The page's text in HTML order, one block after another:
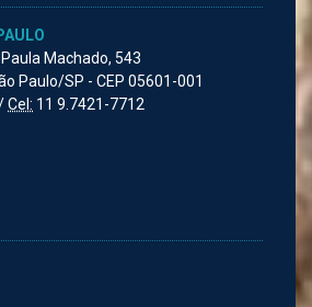
Machado, 543
Paulo/SP - CEP 05601-001
Cel: 11 9.7421-7712